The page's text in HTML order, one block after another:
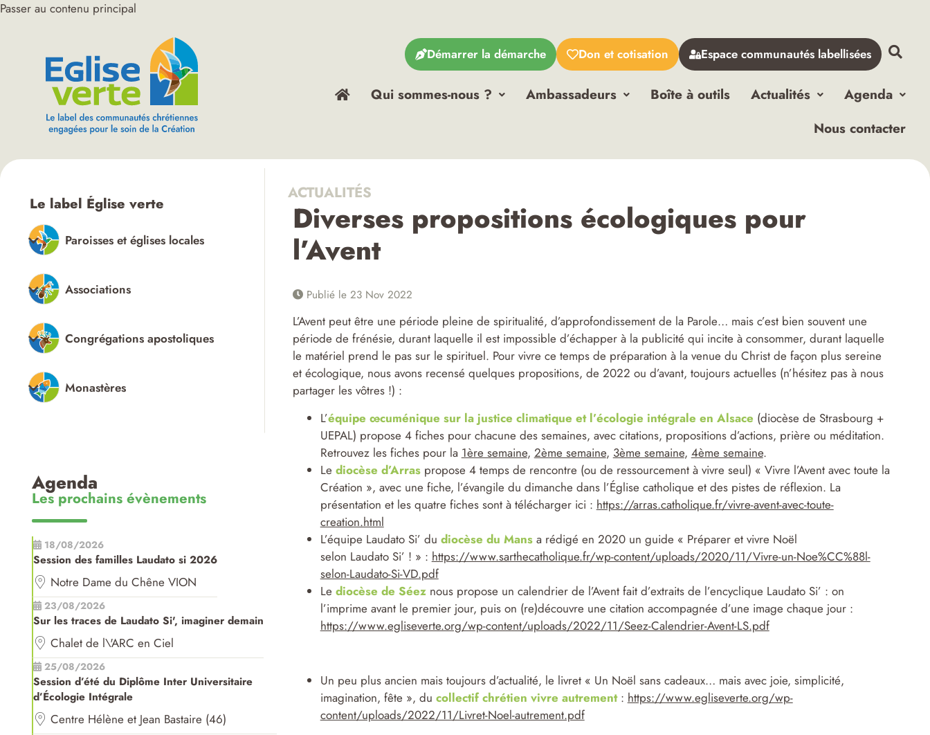
Passer au contenu principal
Démarrer la démarche Don et cotisation Espace communautés labellisées
Qui sommes-nous ? Ambassadeurs Boîte à outils Actualités
Agenda
Nous contacter
Le label Église verte
Paroisses et églises locales
Associations
Congrégations apostoliques
Monastères
Agenda
Les prochains évènements
18/08/2026
Session des familles Laudato si 2026
Notre Dame du Chêne VION
23/08/2026
Sur les traces de Laudato Si', imaginer demain
Chalet de l\'ARC en Ciel
25/08/2026
Session d’été du Diplôme Inter Universitaire
d’Écologie Intégrale
Centre Hélène et Jean Bastaire (46)
ACTUALITÉS
Diverses propositions écologiques pour
l’Avent
Publié le 23 Nov 2022
L’Avent peut être une période pleine de spiritualité, d’approfondissement de la Parole… mais c’est bien souvent une
période de frénésie, durant laquelle il est impossible d’échapper à la publicité qui incite à consommer, durant laquelle
le matériel prend le pas sur le spirituel. Pour vivre ce temps de préparation à la venue du Christ de façon plus sereine
et écologique, nous avons recensé quelques propositions, de 2022 ou d’avant, toujours actuelles (n’hésitez pas à nous
partager les vôtres !) :
L’équipe œcuménique sur la justice climatique et l’écologie intégrale en Alsace (diocèse de Strasbourg +
UEPAL) propose 4 fiches pour chacune des semaines, avec citations, propositions d’actions, prière ou méditation.
Retrouvez les fiches pour la 1ère semaine, 2ème semaine, 3ème semaine, 4ème semaine.
Le diocèse d’Arraspropose 4 temps de rencontre (ou de ressourcement à vivre seul) « Vivre l’Avent avec toute la
Création », avec une fiche, l’évangile du dimanche dans l’Église catholique et des pistes de réflexion. La
présentation et les quatre fiches sont à télécharger ici : https://arras.catholique.fr/vivre-avent-avec-toute-
creation.html
L’équipe Laudato Si’ du diocèse du Mansa rédigé en 2020 un guide « Préparer et vivre Noël
selon Laudato Si’ ! » : https://www.sarthecatholique.fr/wp-content/uploads/2020/11/Vivre-un-Noe%CC%88l-
selon-Laudato-Si-VD.pdf
Le diocèse de Séeznous propose un calendrier de l’Avent fait d’extraits de l’encyclique Laudato Si’ : on
l’imprime avant le premier jour, puis on (re)découvre une citation accompagnée d’une image chaque jour :
https://www.egliseverte.org/wp-content/uploads/2022/11/Seez-Calendrier-Avent-LS.pdf
Un peu plus ancien mais toujours d’actualité, le livret « Un Noël sans cadeaux… mais avec joie, simplicité,
imagination, fête », du collectif chrétien vivre autrement: https://www.egliseverte.org/wp-
content/uploads/2022/11/Livret-Noel-autrement.pdf